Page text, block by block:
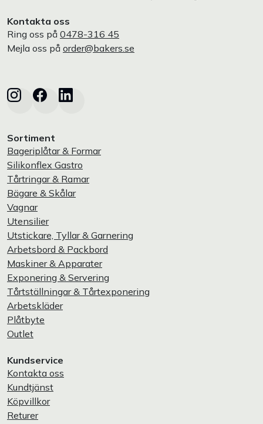
Kontakta oss
Ring oss på 0478-316 45
Mejla oss på order@bakers.se
Sortiment
Bageriplåtar & Formar
Silikonflex Gastro
Tårtringar & Ramar
Bägare & Skålar
Vagnar
Utensilier
Utstickare, Tyllar & Garnering
Arbetsbord & Packbord
Maskiner & Apparater
Exponering & Servering
Tårtställningar & Tårtexponering
Arbetskläder
Plåtbyte
Outlet
Kundservice
Kontakta oss
Kundtjänst
Köpvillkor
Returer